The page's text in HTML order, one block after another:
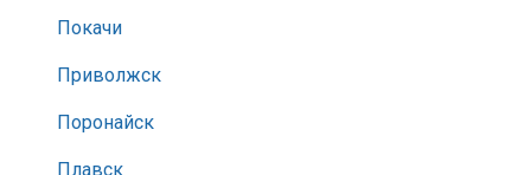
Покачи
Приволжск
Поронайск
Плавск